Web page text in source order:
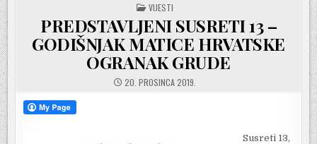
POSTED
IN
VIJESTI
PREDSTAVLJENI SUSRETI 13 –
GODIŠNJAK MATICE HRVATSKE
OGRANAK GRUDE
20. PROSINCA 2019.
Susreti 13,